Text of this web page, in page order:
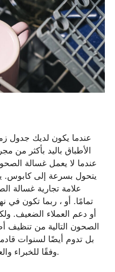
عندما يكون لديك جدول
الأطباق باليد بأكثر
عندما لا يعمل غسالة
يتحول بسرعة إلى كابوس.
علامة تجارية غسالة
تمامًا. أو ، ربما تكون في
أو دعم العملاء الضعيف.
الصحون التالية من
بل تدوم أيضًا لسنوات
وفقًا للخبراء والعملاء ، يقدم بوش ذلك تمامًا.